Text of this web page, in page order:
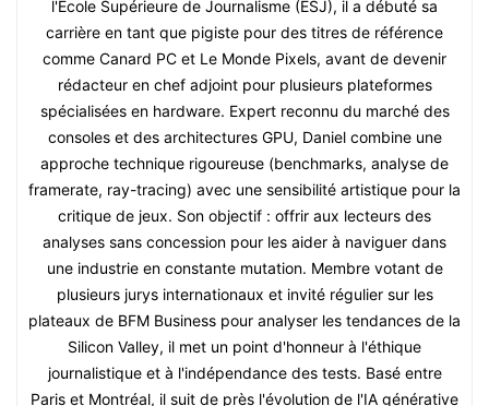
l'École Supérieure de Journalisme (ESJ), il a débuté sa
carrière en tant que pigiste pour des titres de référence
comme Canard PC et Le Monde Pixels, avant de devenir
rédacteur en chef adjoint pour plusieurs plateformes
spécialisées en hardware. Expert reconnu du marché des
consoles et des architectures GPU, Daniel combine une
approche technique rigoureuse (benchmarks, analyse de
framerate, ray-tracing) avec une sensibilité artistique pour la
critique de jeux. Son objectif : offrir aux lecteurs des
analyses sans concession pour les aider à naviguer dans
une industrie en constante mutation. Membre votant de
plusieurs jurys internationaux et invité régulier sur les
plateaux de BFM Business pour analyser les tendances de la
Silicon Valley, il met un point d'honneur à l'éthique
journalistique et à l'indépendance des tests. Basé entre
Paris et Montréal, il suit de près l'évolution de l'IA générative